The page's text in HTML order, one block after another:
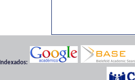
Indexados: